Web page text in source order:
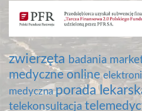
zwierzęta badania
medyczne online
medycznaporada
telekonsultacja